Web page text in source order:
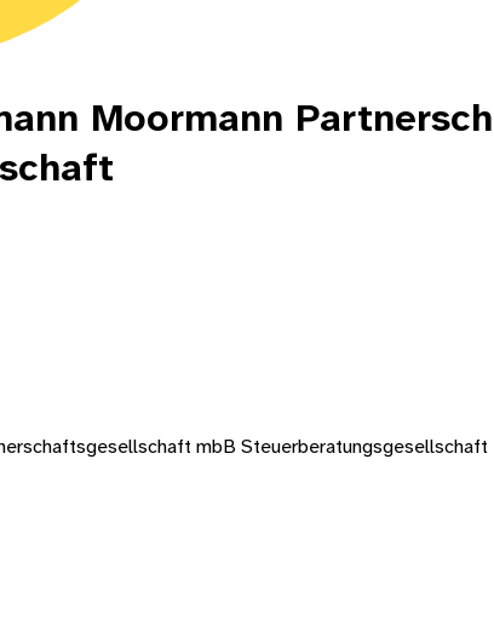
Moormann
mbB Steuerberatungsgesellschaft